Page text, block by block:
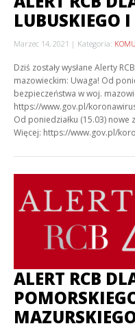
LUBUSKIEGO
Marzec 14, 2021 Kategoria:
Dziś zostały wysłane Alerty
mazowieckim: Uwaga! Od
bezpieczeństwa w woj.
https://www.gov.pl/
Od poniedziałku (15.03)
Więcej: https://www.gov.pl/
ALERT RCB